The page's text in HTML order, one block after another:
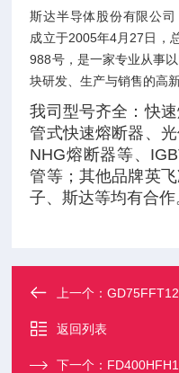
斯达半导体股份有限公司
成立于2005年4月27日，
988号，是一家专业从事
块研发、生产与销售的高
我司型号齐全：快
管式快速熔断器、
NHG熔断器等、
管等；其他品牌英
子、斯达等均有合作
上一个：
返回列表
下一个：